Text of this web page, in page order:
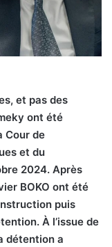
et pas des
ont été
Cour de
et du
2024. Après
BOKO ont été
puis
À l’issue de
détention a